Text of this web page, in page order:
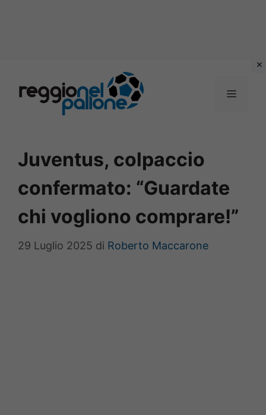
contenuto
MENU
Juventus, colpaccio
confermato: “Guardate
chi vogliono comprare!”
29 Luglio 2025 di Roberto Maccarone